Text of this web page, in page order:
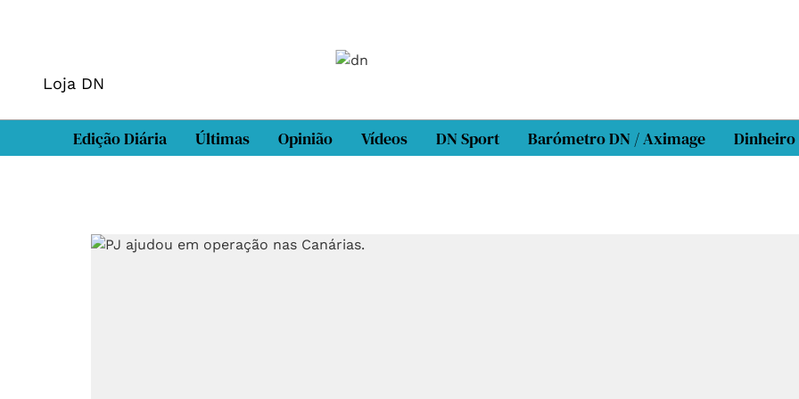
Loja DN
Edição Diária Últimas Opinião Vídeos DN Sport Barómetro DN / Aximage Dinheiro